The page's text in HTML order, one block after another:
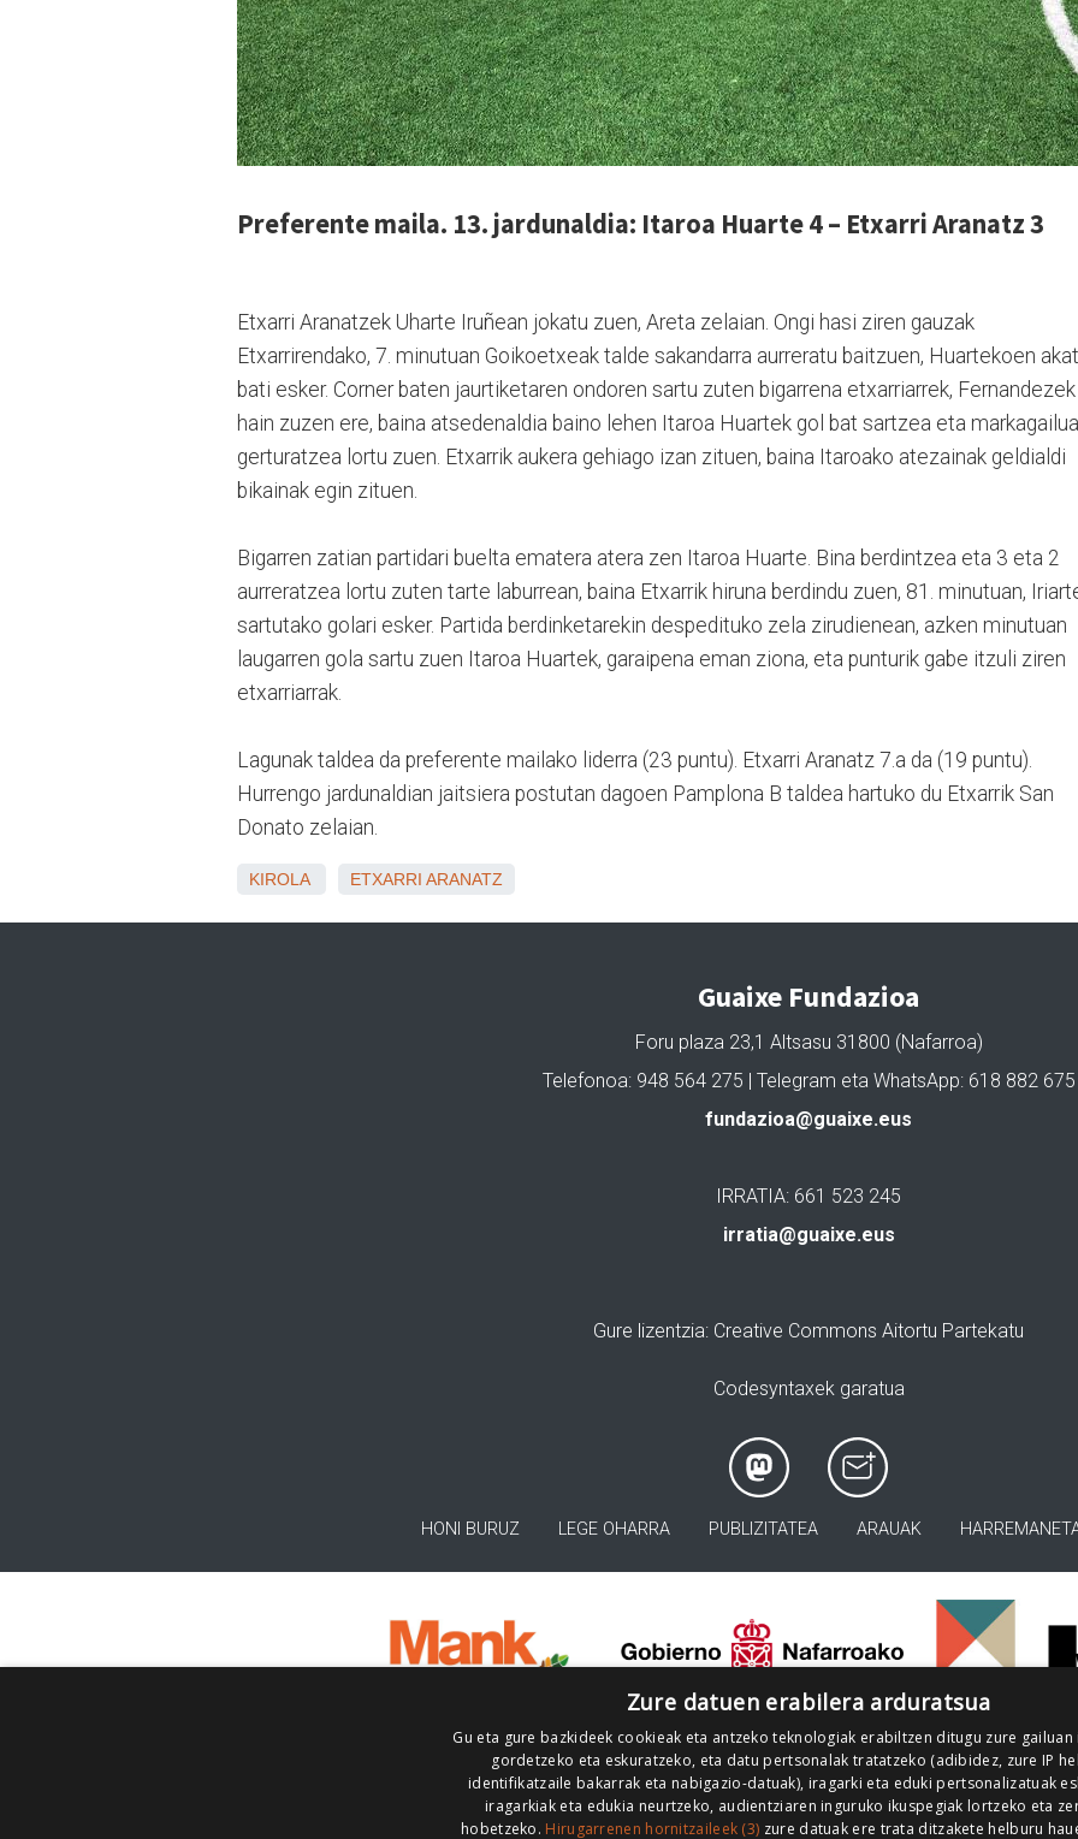
Preferente maila. 13. jardunaldia: Itaroa Huarte 4 – Etxarri Aranatz 3
Etxarri Aranatzek Uharte Iruñean jokatu zuen, Areta zelaian. Ongi hasi ziren gauzak
Etxarrirendako, 7. minutuan Goikoetxeak talde sakandarra aurreratu baitzuen, Huartekoen
bati esker. Corner baten jaurtiketaren ondoren sartu zuten bigarrena etxarriarrek, Fernandezek
hain zuzen ere, baina atsedenaldia baino lehen Itaroa Huartek gol bat sartzea eta
gerturatzea lortu zuen. Etxarrik aukera gehiago izan zituen, baina Itaroako atezainak geldialdi
bikainak egin zituen.
Bigarren zatian partidari buelta ematera atera zen Itaroa Huarte. Bina berdintzea eta 3 eta 2
aurreratzea lortu zuten tarte laburrean, baina Etxarrik hiruna berdindu zuen, 81. minutuan,
sartutako golari esker. Partida berdinketarekin despedituko zela zirudienean, azken minutuan
laugarren gola sartu zuen Itaroa Huartek, garaipena eman ziona, eta punturik gabe itzuli ziren
etxarriarrak.
Lagunak taldea da preferente mailako liderra (23 puntu). Etxarri Aranatz 7.a da (19 puntu).
Hurrengo jardunaldian jaitsiera postutan dagoen Pamplona B taldea hartuko du Etxarrik San
Donato zelaian.
KIROLA ETXARRI ARANATZ
Guaixe Fundazioa
Foru plaza 23,1 Altsasu 31800 (Nafarroa)
Telefonoa: 948 564 275 | Telegram eta WhatsApp: 618 882 675
fundazioa@guaixe.eus
IRRATIA: 661 523 245
irratia@guaixe.eus
Gure lizentzia: Creative Commons Aitortu Partekatu
Codesyntaxek garatua
HONI BURUZ LEGE OHARRA PUBLIZITATEA ARAUAK
Zure datuen erabilera arduratsua
Gu eta gure bazkideek cookieak eta antzeko teknologiak erabiltzen ditugu zure
gordetzeko eta eskuratzeko, eta datu pertsonalak tratatzeko (adibidez, zure IP
identifikatzaile bakarrak eta nabigazio-datuak), iragarki eta eduki pertsonalizatuak
iragarkiak eta edukia neurtzeko, audientziaren inguruko ikuspegiak lortzeko eta
hobetzeko. Hirugarrenen hornitzaileek (3) zure datuak ere trata ditzakete helburu